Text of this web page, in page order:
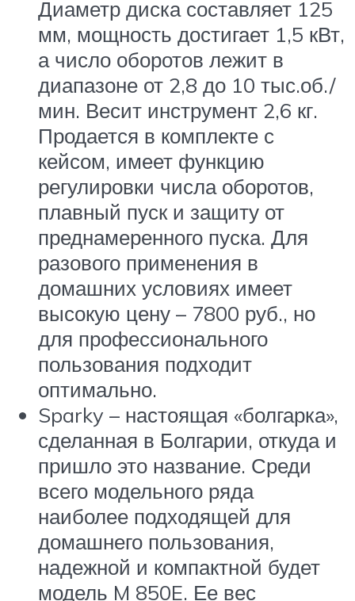
Диаметр диска составляет 125
мм, мощность достигает 1,5 кВт,
а число оборотов лежит в
диапазоне от 2,8 до 10 тыс.об./
мин. Весит инструмент 2,6 кг.
Продается в комплекте с
кейсом, имеет функцию
регулировки числа оборотов,
плавный пуск и защиту от
преднамеренного пуска. Для
разового применения в
домашних условиях имеет
высокую цену – 7800 руб., но
для профессионального
пользования подходит
оптимально.
Sparky – настоящая «болгарка»,
сделанная в Болгарии, откуда и
пришло это название. Среди
всего модельного ряда
наиболее подходящей для
домашнего пользования,
надежной и компактной будет
модель M 850E. Ее вес